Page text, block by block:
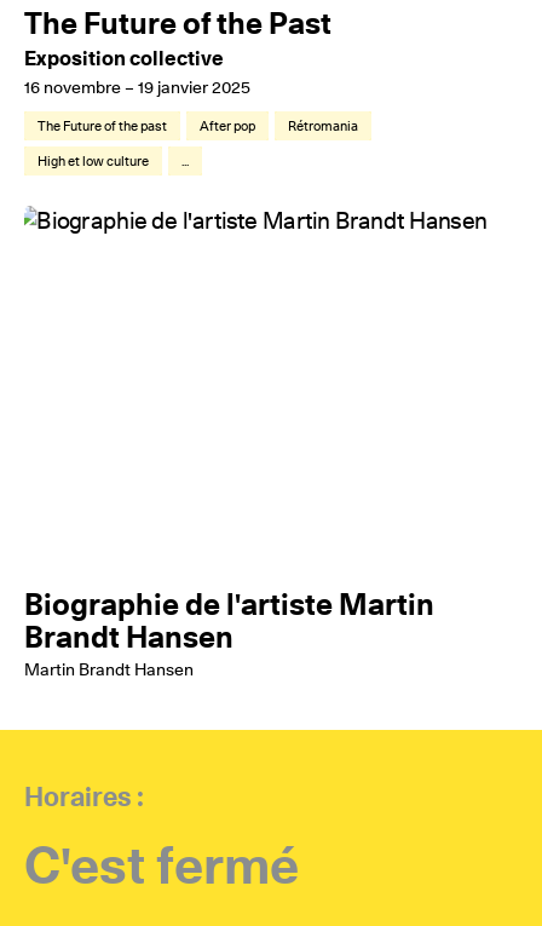
The Future of the Past
Exposition collective
16 novembre – 19 janvier 2025
The Future of the past After pop
Rétromania
High et low culture
...
Biographie de l'artiste Martin
Brandt Hansen
Martin Brandt Hansen
Horaires :
C'est fermé